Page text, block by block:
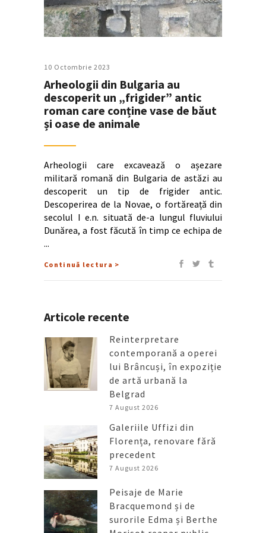
10 Octombrie 2023
Arheologii din Bulgaria au
descoperit un „frigider” antic
roman care conține vase de băut
și oase de animale
Arheologii care excavează o așezare
militară romană din Bulgaria de astăzi au
descoperit un tip de frigider antic.
Descoperirea de la Novae, o fortăreață din
secolul I e.n. situată de-a lungul fluviului
Dunărea, a fost făcută în timp ce echipa de
Continuă lectura >
Articole recente
Reinterpretare
contemporană a operei
lui Brâncuși, în expoziție
de artă urbană la
Belgrad
7 August 2026
Galeriile Uffizi din
Florența, renovare fără
precedent
7 August 2026
Peisaje de Marie
Bracquemond și de
surorile Edma și Berthe